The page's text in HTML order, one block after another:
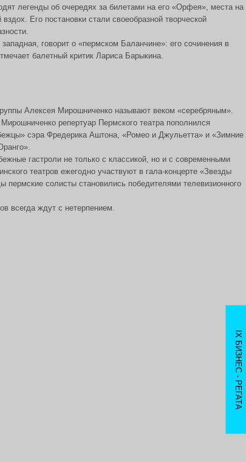
легенды об очередях за билетами на его «Орфея», места на
Его постановки стали своеобразной творческой
говорит о «пермском Баланчине»: его сочинения в
балетный критик Лариса Барыкина.
Алексея Мирошниченко называют веком «серебряным».
репертуар Пермского театра пополнился
сэра Фредерика Аштона, «Ромео и Джульетта» и «Зимние
гастроли не только с классикой, но и с современными
театров ежегодно участвуют в гала-концерте «Звезды
солисты становились победителями телевизионного
всегда ждут с нетерпением.
IX БИЗНЕС - РЕГАТА